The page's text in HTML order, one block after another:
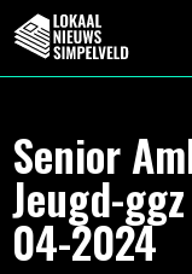
Senior
Jeugd-
04-2024